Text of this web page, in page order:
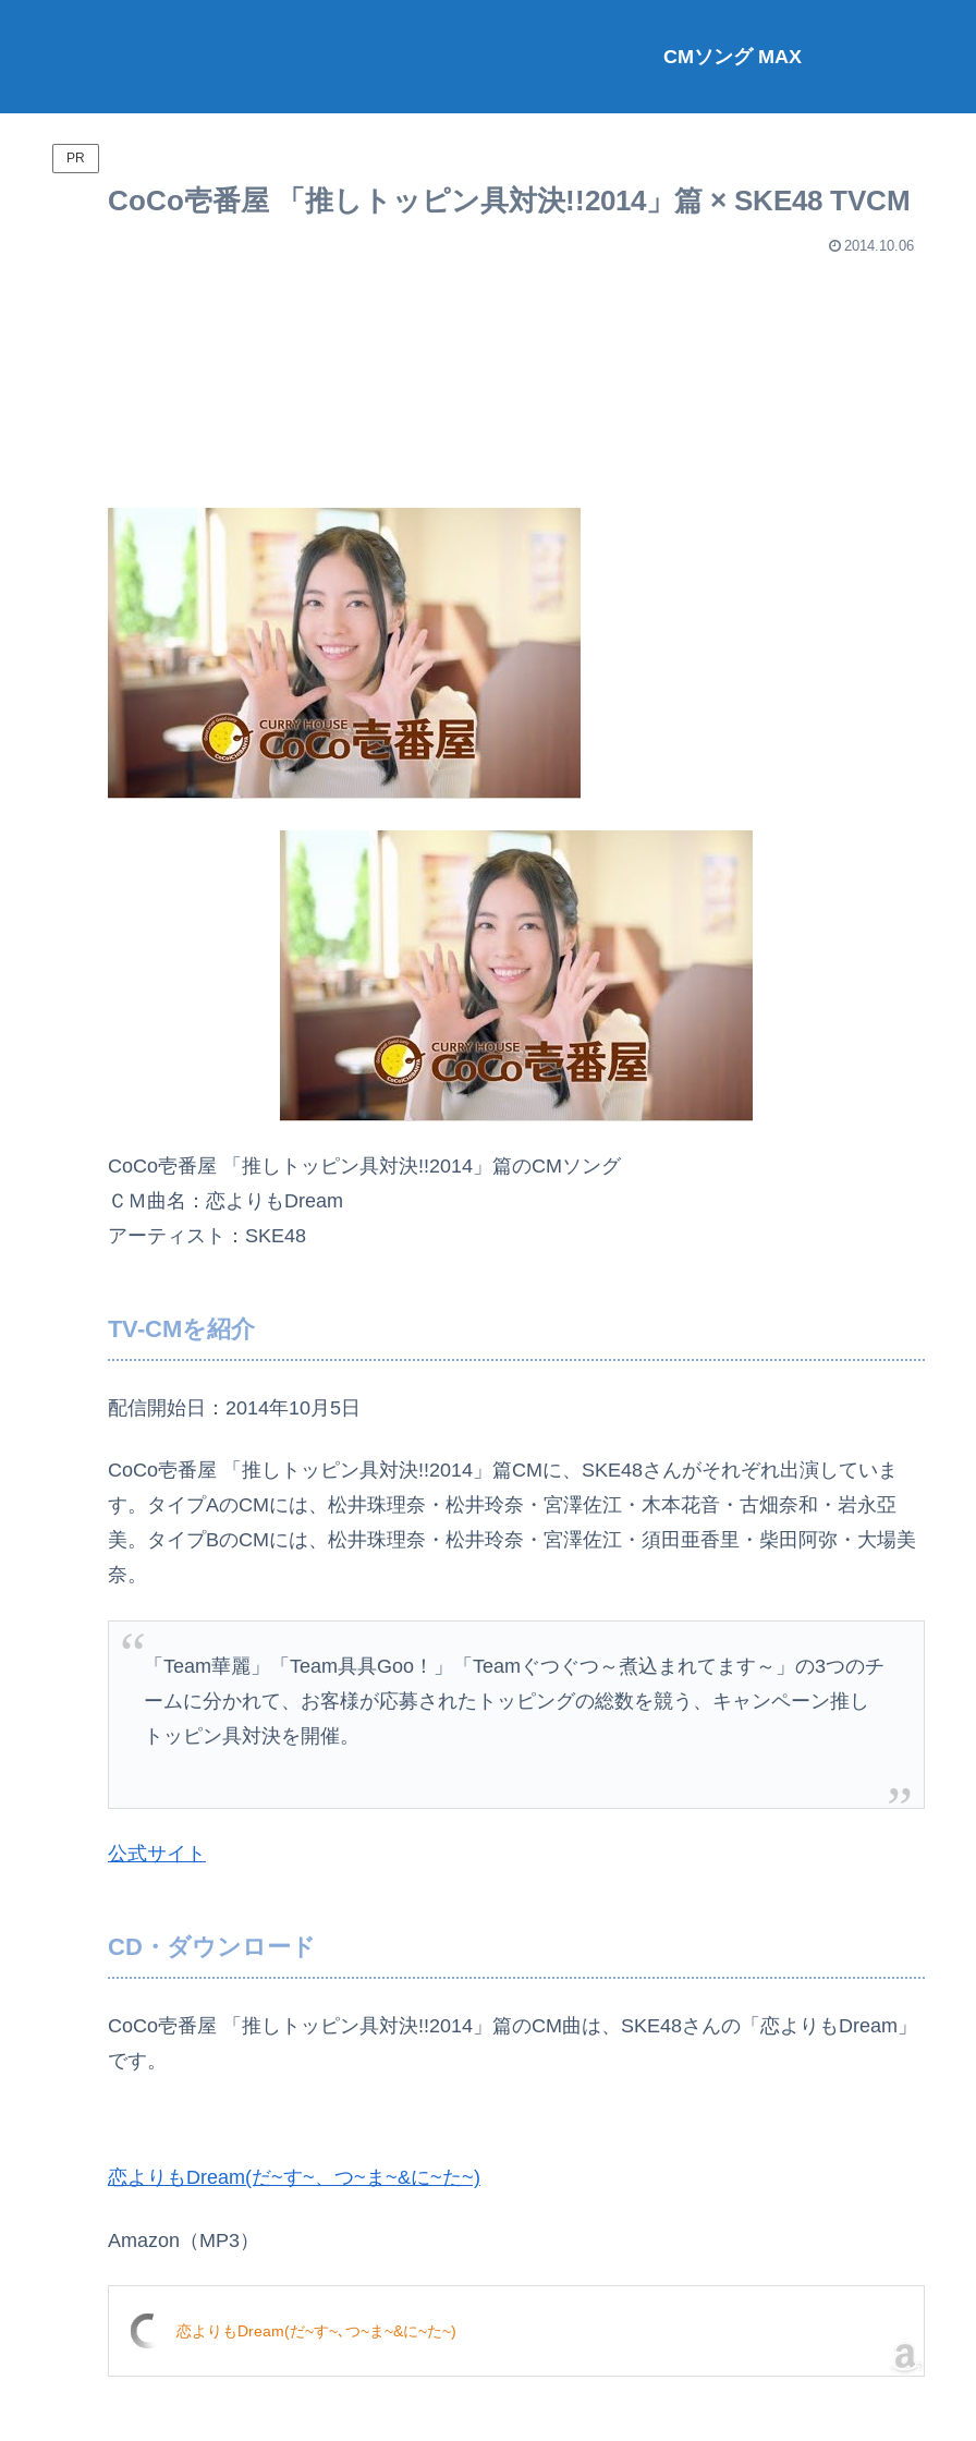
CMソング MAX
PR
CoCo壱番屋 「推しトッピン具対決!!2014」篇 × SKE48 TVCM
2014.10.06
CoCo壱番屋 「推しトッピン具対決!!2014」篇のCMソング
ＣＭ曲名：恋よりもDream
アーティスト：SKE48
TV-CMを紹介
配信開始日：2014年10月5日
CoCo壱番屋 「推しトッピン具対決!!2014」篇CMに、SKE48さんがそれぞれ出演していま
す。タイプAのCMには、松井珠理奈・松井玲奈・宮澤佐江・木本花音・古畑奈和・岩永亞
美。タイプBのCMには、松井珠理奈・松井玲奈・宮澤佐江・須田亜香里・柴田阿弥・大場美
奈。
「Team華麗」「Team具具Goo！」「Teamぐつぐ­つ～煮込まれてます～」の3つのチ
ームに分かれて、お客様が応募されたトッピングの総­数を競う、キャンペーン推し
トッピン具対決を開催。
公式サイト
CD・ダウンロード
CoCo壱番屋 「推しトッピン具対決!!2014」篇のCM曲は、SKE48さんの「恋よりもDream」
です。
恋よりもDream(だ~す~、つ~ま~&に~た~)
Amazon（MP3）
恋よりもDream(だ~す~､つ~ま~&に~た~)